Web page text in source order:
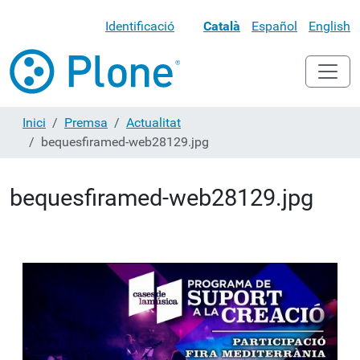
Identificació Català Español English
Inici Premsa
Actualitat
bequesfiramed-web28129.jpg
bequesfiramed-web28129.jpg